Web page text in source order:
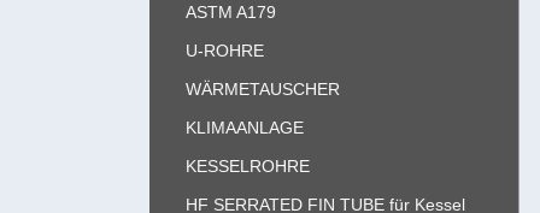
ASTM A179
U-ROHRE
WÄRMETAUSCHER
KLIMAANLAGE
KESSELROHRE
HF SERRATED FIN TUBE für Kessel